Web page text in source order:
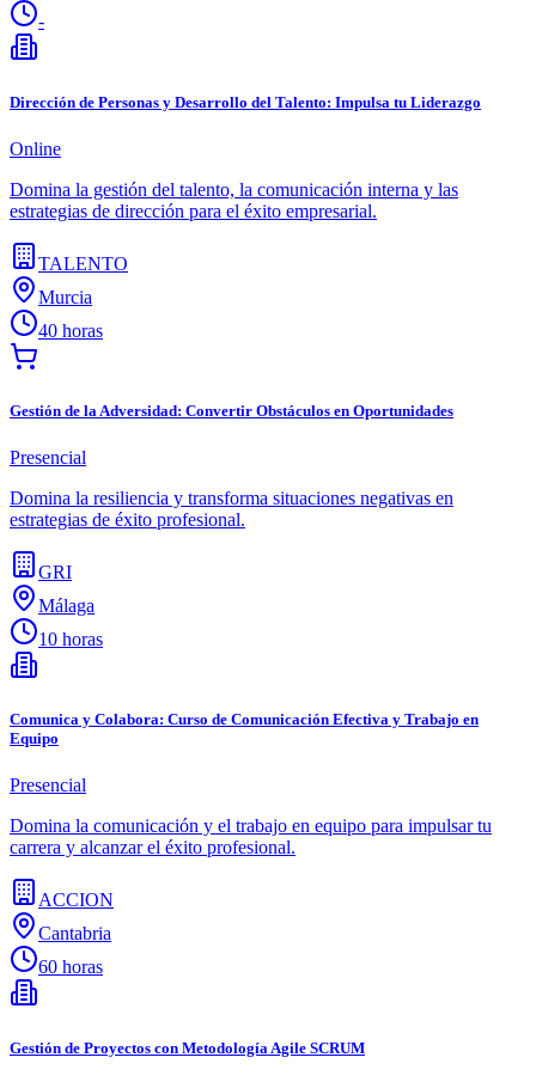
-
Dirección de Personas y Desarrollo del Talento: Impulsa tu Liderazgo
Online
Domina la gestión del talento, la comunicación interna y las
estrategias de dirección para el éxito empresarial.
TALENTO
Murcia
40 horas
Gestión de la Adversidad: Convertir Obstáculos en Oportunidades
Presencial
Domina la resiliencia y transforma situaciones negativas en
estrategias de éxito profesional.
GRI
Málaga
10 horas
Comunica y Colabora: Curso de Comunicación Efectiva y Trabajo en
Equipo
Presencial
Domina la comunicación y el trabajo en equipo para impulsar tu
carrera y alcanzar el éxito profesional.
ACCION
Cantabria
60 horas
Gestión de Proyectos con Metodología Agile SCRUM